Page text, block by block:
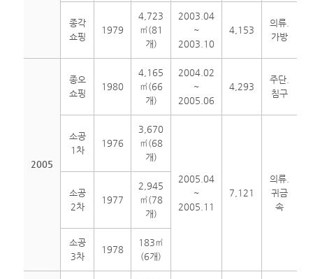
종각
쇼핑
1979
4,723
㎡(81
개)
2003.04
~
2003.10
4,153
의류.
가방
2005
종오
쇼핑
1980
4,165
㎡(66
개)
2004.02
~
2005.06
4,293
주단.
침구
소공
1차
1976
3,670
㎡(68
개)
2005.04
~
2005.11
7,121
의류.
귀금
속
소공
2차
1977
2,945
㎡(78
개)
소공
3차
1978
183㎡
(6개)